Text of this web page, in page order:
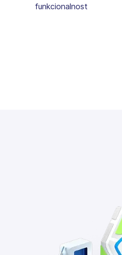
funkcionalnost